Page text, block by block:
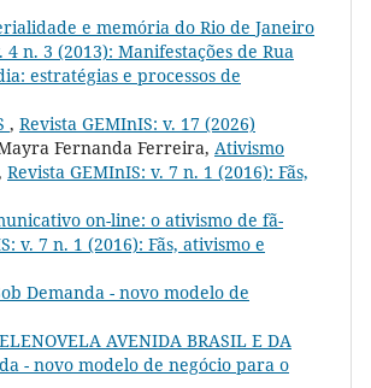
e memória do Rio de Janeiro
4 n. 3 (2013): Manifestações de Rua
estratégias e processos de
, Revista GEMInIS: v. 17 (2026)
Fernanda Ferreira, Ativismo
Revista GEMInIS: v. 7 n. 1 (2016): Fãs,
on-line: o ativismo de fã-
v. 7 n. 1 (2016): Fãs, ativismo e
Demanda - novo modelo de
AVENIDA BRASIL E DA
- novo modelo de negócio para o